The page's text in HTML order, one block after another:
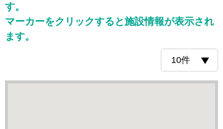
す。
マーカーをクリックすると施設情報が表示され
ます。